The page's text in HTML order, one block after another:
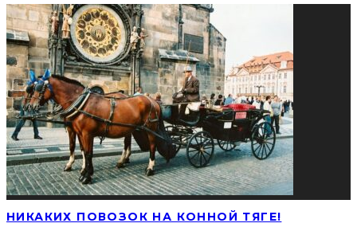
НИКАКИХ ПОВОЗОК НА КОННОЙ ТЯГЕ!